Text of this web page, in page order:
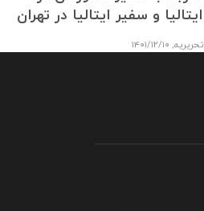
ایتالیا و سفیر ایتالیا در تهران
تحریریه, ۱۴۰۱/۱۲/۱۰